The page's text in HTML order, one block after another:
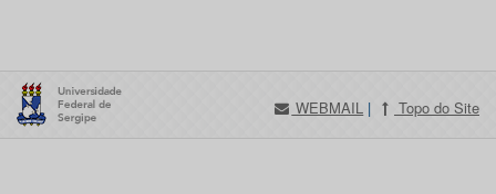
WEBMAIL | Topo do Site